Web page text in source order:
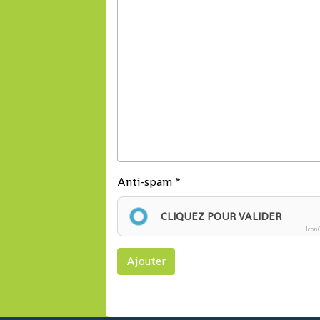
Anti-spam
CLIQUEZ POUR VALIDER
Ajouter